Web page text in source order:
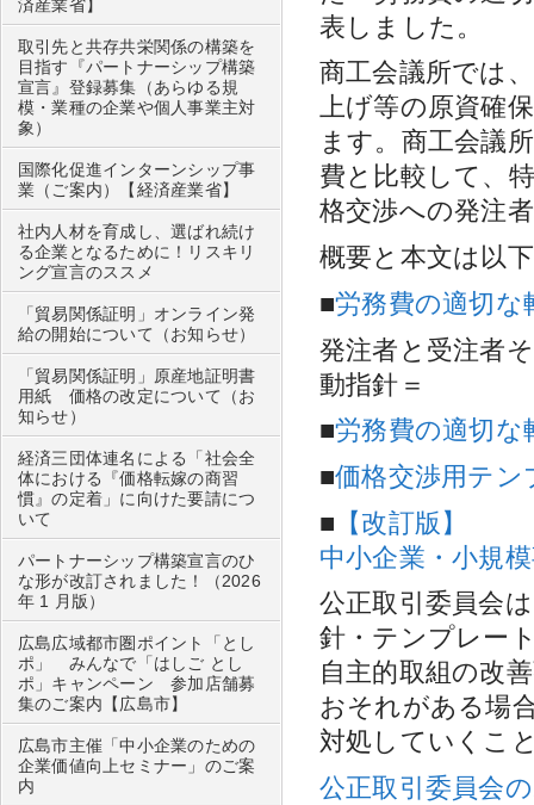
表しました。
商工会議所では
上げ等の原資確
ます。商工会議
費と比較して、
格交渉への発注
概要と本文は以
■労務費の適切な
発注者と受注者
動指針＝
■労務費の適切な
■価格交渉用テン
■ 【改訂版】
中小企業・小規
公正取引委員会
針・テンプレー
自主的取組の改
おそれがある場
対処していくこ
公正取引委員会
済産業省】
取引先と共存共栄関係の構築を
目指す『パートナーシップ構築
宣言』登録募集（あらゆる規
模・業種の企業や個人事業主対
象）
国際化促進インターンシップ事
業（ご案内）【経済産業省】
社内人材を育成し、選ばれ続け
る企業となるために！リスキリ
ング宣言のススメ
「貿易関係証明」オンライン発
給の開始について（お知らせ）
「貿易関係証明」原産地証明書
用紙 価格の改定について（お
知らせ）
経済三団体連名による「社会全
体における『価格転嫁の商習
慣』の定着」に向けた要請につ
いて
パートナーシップ構築宣言のひ
な形が改訂されました！（2026
年 1 月版）
広島広域都市圏ポイント「とし
ポ」 みんなで「はしご とし
ポ」キャンペーン 参加店舗募
集のご案内【広島市】
広島市主催「中小企業のための
企業価値向上セミナー」のご案
内